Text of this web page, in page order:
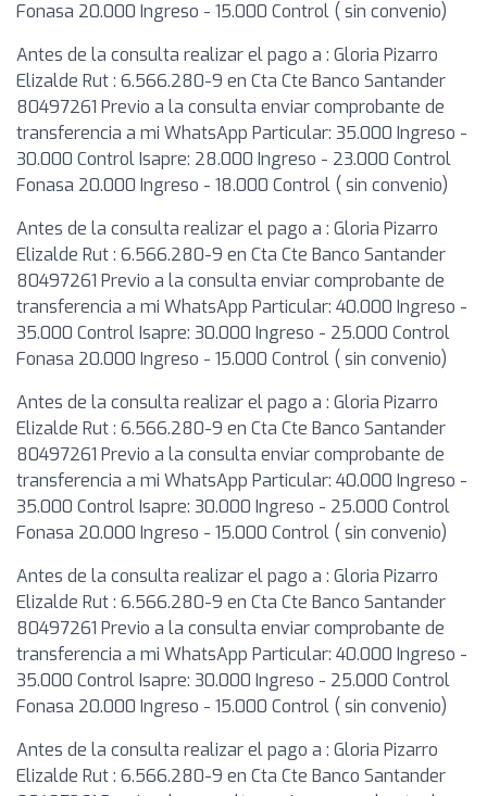
Fonasa 20.000 Ingreso - 15.000 Control ( sin convenio)
Antes de la consulta realizar el pago a : Gloria Pizarro
Elizalde Rut : 6.566.280-9 en Cta Cte Banco Santander
80497261 Previo a la consulta enviar comprobante de
transferencia a mi WhatsApp Particular: 35.000 Ingreso -
30.000 Control Isapre: 28.000 Ingreso - 23.000 Control
Fonasa 20.000 Ingreso - 18.000 Control ( sin convenio)
Antes de la consulta realizar el pago a : Gloria Pizarro
Elizalde Rut : 6.566.280-9 en Cta Cte Banco Santander
80497261 Previo a la consulta enviar comprobante de
transferencia a mi WhatsApp Particular: 40.000 Ingreso -
35.000 Control Isapre: 30.000 Ingreso - 25.000 Control
Fonasa 20.000 Ingreso - 15.000 Control ( sin convenio)
Antes de la consulta realizar el pago a : Gloria Pizarro
Elizalde Rut : 6.566.280-9 en Cta Cte Banco Santander
80497261 Previo a la consulta enviar comprobante de
transferencia a mi WhatsApp Particular: 40.000 Ingreso -
35.000 Control Isapre: 30.000 Ingreso - 25.000 Control
Fonasa 20.000 Ingreso - 15.000 Control ( sin convenio)
Antes de la consulta realizar el pago a : Gloria Pizarro
Elizalde Rut : 6.566.280-9 en Cta Cte Banco Santander
80497261 Previo a la consulta enviar comprobante de
transferencia a mi WhatsApp Particular: 40.000 Ingreso -
35.000 Control Isapre: 30.000 Ingreso - 25.000 Control
Fonasa 20.000 Ingreso - 15.000 Control ( sin convenio)
Antes de la consulta realizar el pago a : Gloria Pizarro
Elizalde Rut : 6.566.280-9 en Cta Cte Banco Santander